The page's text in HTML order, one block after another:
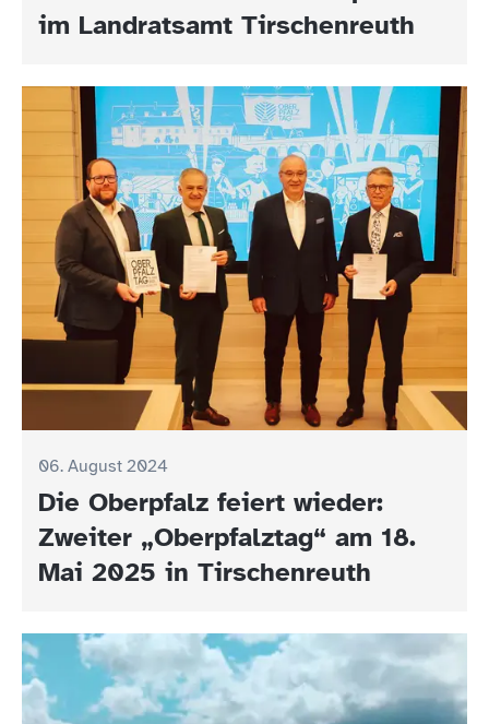
im Landratsamt Tirschenreuth
06. August 2024
Die Oberpfalz feiert wieder:
Zweiter „Oberpfalztag“ am 18.
Mai 2025 in Tirschenreuth